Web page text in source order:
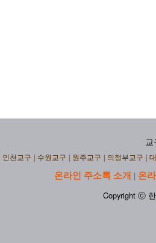
교
인천교구 수원교구 원주교구 의정부교구
온라인 주소록 소개 | 온
Copyright ⓒ